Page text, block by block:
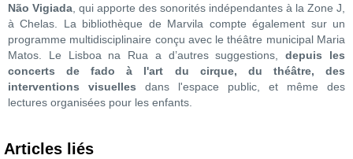
Não Vigiada , qui apporte des sonorités indépendantes à la Zone J,
à Chelas. La bibliothèque de Marvila compte également sur un
programme multidisciplinaire conçu avec le théâtre municipal Maria
Matos. Le Lisboa na Rua a d’autres suggestions,depuis les
concerts de fado à l'art du cirque, du théâtre, des
interventions visuelles dans l'espace public, et même des
lectures organisées pour les enfants.
Articles liés